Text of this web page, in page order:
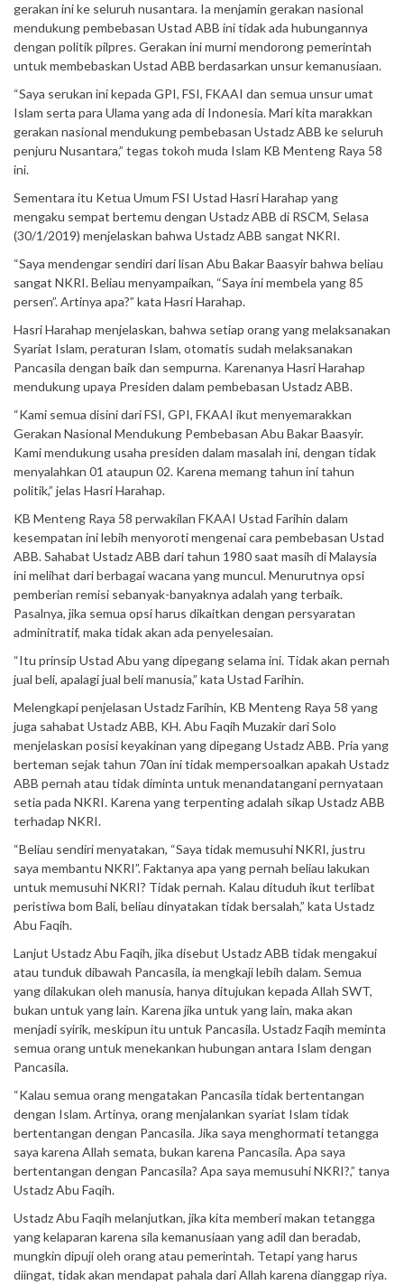
gerakan ini ke seluruh nusantara. Ia menjamin gerakan nasional
mendukung pembebasan Ustad ABB ini tidak ada hubungannya
dengan politik pilpres. Gerakan ini murni mendorong pemerintah
untuk membebaskan Ustad ABB berdasarkan unsur kemanusiaan.
“Saya serukan ini kepada GPI, FSI, FKAAI dan semua unsur umat
Islam serta para Ulama yang ada di Indonesia. Mari kita marakkan
gerakan nasional mendukung pembebasan Ustadz ABB ke seluruh
penjuru Nusantara,” tegas tokoh muda Islam KB Menteng Raya 58
ini.
Sementara itu Ketua Umum FSI Ustad Hasri Harahap yang
mengaku sempat bertemu dengan Ustadz ABB di RSCM, Selasa
(30/1/2019) menjelaskan bahwa Ustadz ABB sangat NKRI.
“Saya mendengar sendiri dari lisan Abu Bakar Baasyir bahwa beliau
sangat NKRI. Beliau menyampaikan, “Saya ini membela yang 85
persen”. Artinya apa?” kata Hasri Harahap.
Hasri Harahap menjelaskan, bahwa setiap orang yang melaksanakan
Syariat Islam, peraturan Islam, otomatis sudah melaksanakan
Pancasila dengan baik dan sempurna. Karenanya Hasri Harahap
mendukung upaya Presiden dalam pembebasan Ustadz ABB.
“Kami semua disini dari FSI, GPI, FKAAI ikut menyemarakkan
Gerakan Nasional Mendukung Pembebasan Abu Bakar Baasyir.
Kami mendukung usaha presiden dalam masalah ini, dengan tidak
menyalahkan 01 ataupun 02. Karena memang tahun ini tahun
politik,” jelas Hasri Harahap.
KB Menteng Raya 58 perwakilan FKAAI Ustad Farihin dalam
kesempatan ini lebih menyoroti mengenai cara pembebasan Ustad
ABB. Sahabat Ustadz ABB dari tahun 1980 saat masih di Malaysia
ini melihat dari berbagai wacana yang muncul. Menurutnya opsi
pemberian remisi sebanyak-banyaknya adalah yang terbaik.
Pasalnya, jika semua opsi harus dikaitkan dengan persyaratan
adminitratif, maka tidak akan ada penyelesaian.
“Itu prinsip Ustad Abu yang dipegang selama ini. Tidak akan pernah
jual beli, apalagi jual beli manusia,” kata Ustad Farihin.
Melengkapi penjelasan Ustadz Farihin, KB Menteng Raya 58 yang
juga sahabat Ustadz ABB, KH. Abu Faqih Muzakir dari Solo
menjelaskan posisi keyakinan yang dipegang Ustadz ABB. Pria yang
berteman sejak tahun 70an ini tidak mempersoalkan apakah Ustadz
ABB pernah atau tidak diminta untuk menandatangani pernyataan
setia pada NKRI. Karena yang terpenting adalah sikap Ustadz ABB
terhadap NKRI.
“Beliau sendiri menyatakan, “Saya tidak memusuhi NKRI, justru
saya membantu NKRI”. Faktanya apa yang pernah beliau lakukan
untuk memusuhi NKRI? Tidak pernah. Kalau dituduh ikut terlibat
peristiwa bom Bali, beliau dinyatakan tidak bersalah,” kata Ustadz
Abu Faqih.
Lanjut Ustadz Abu Faqih, jika disebut Ustadz ABB tidak mengakui
atau tunduk dibawah Pancasila, ia mengkaji lebih dalam. Semua
yang dilakukan oleh manusia, hanya ditujukan kepada Allah SWT,
bukan untuk yang lain. Karena jika untuk yang lain, maka akan
menjadi syirik, meskipun itu untuk Pancasila. Ustadz Faqih meminta
semua orang untuk menekankan hubungan antara Islam dengan
Pancasila.
“Kalau semua orang mengatakan Pancasila tidak bertentangan
dengan Islam. Artinya, orang menjalankan syariat Islam tidak
bertentangan dengan Pancasila. Jika saya menghormati tetangga
saya karena Allah semata, bukan karena Pancasila. Apa saya
bertentangan dengan Pancasila? Apa saya memusuhi NKRI?,” tanya
Ustadz Abu Faqih.
Ustadz Abu Faqih melanjutkan, jika kita memberi makan tetangga
yang kelaparan karena sila kemanusiaan yang adil dan beradab,
mungkin dipuji oleh orang atau pemerintah. Tetapi yang harus
diingat, tidak akan mendapat pahala dari Allah karena dianggap riya.